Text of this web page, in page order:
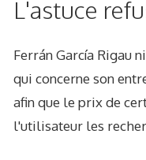
L'astuce
Ferrán García Rigau
qui concerne son
afin que le prix de
l'utilisateur les